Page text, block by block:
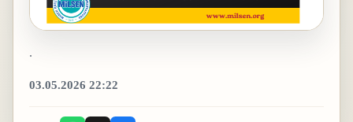
.
03.05.2026 22:22